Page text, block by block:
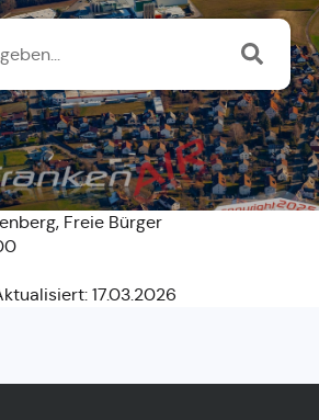
Freie Bürger
17.03.2026